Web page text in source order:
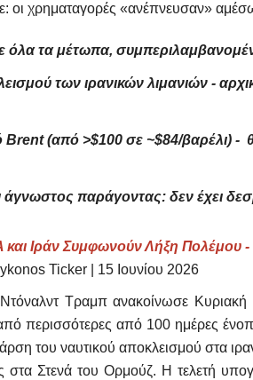
οι χρηματαγορές «ανέπνευσαν»
τα μέτωπα,
των ιρανικών λιμανιών -
(από >$100 σε ~$84/βαρέλι) -
άγνωστος παράγοντας: δεν έχει
Ιράν Συμφωνούν Λήξη Πολέμου -
Ticker | 15 Ιουνίου 2026
Τραμπ ανακοίνωσε
περισσότερες από 100 ημέρες
του ναυτικού αποκλεισμού στα
στα Στενά του Ορμούζ. Η τελετή